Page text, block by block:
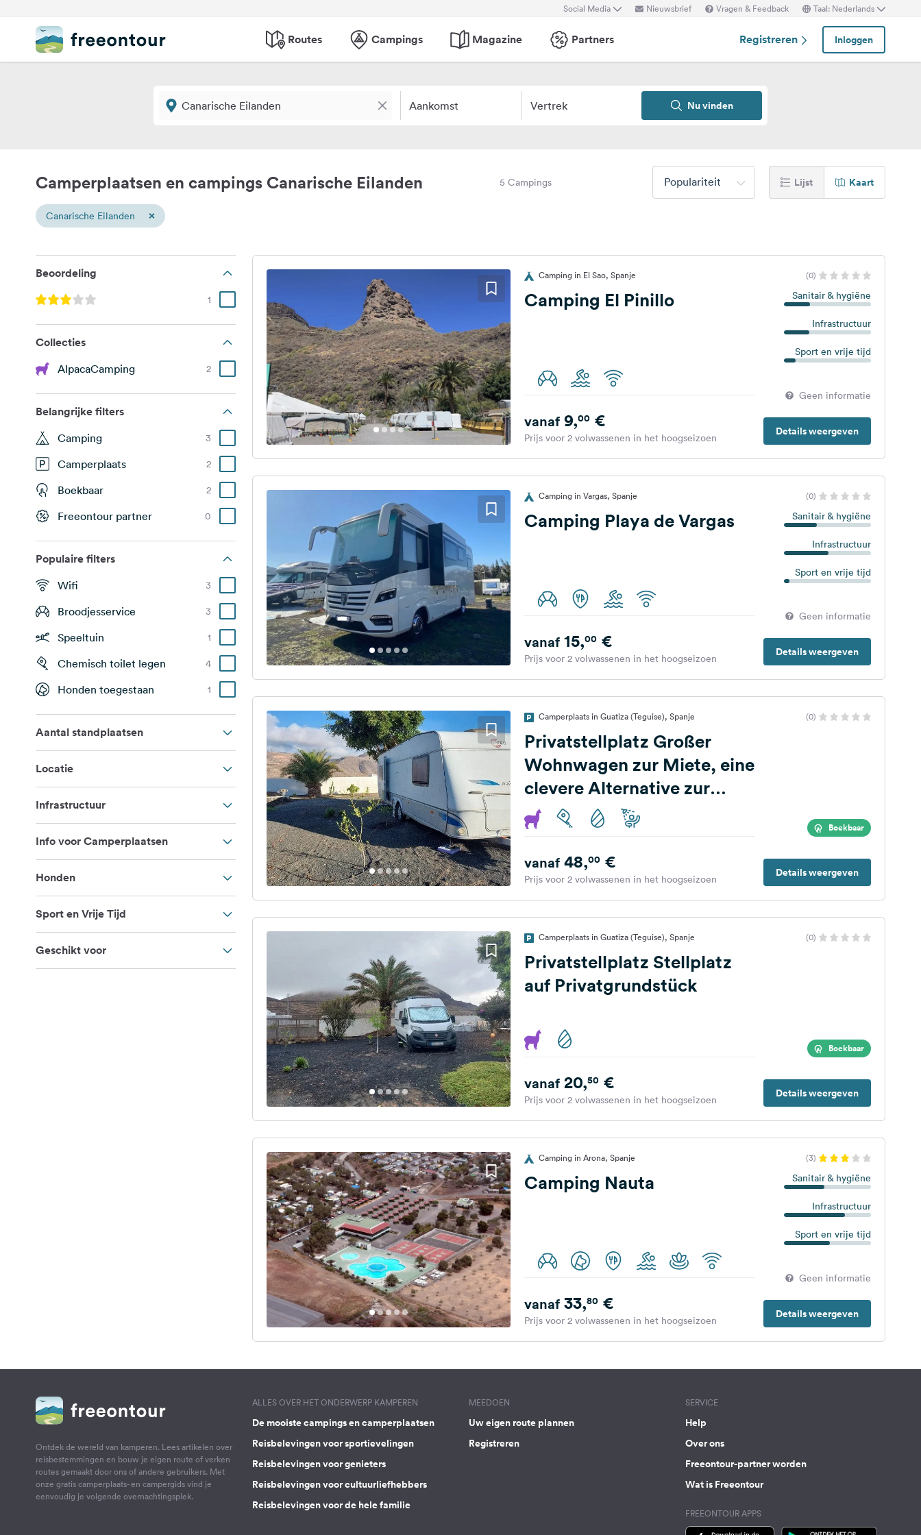
Social Media Nieuwsbrief Vragen & Feedback Taal: Nederlands
Routes Campings Magazine Partners Registreren Inloggen
Aankomst Vertrek Nu vinden
Camperplaatsen en campings Canarische Eilanden 5 Campings Populariteit Lijst Kaart
Canarische Eilanden ×
Beoordeling
1
Collecties
AlpacaCamping 2
Belangrijke filters
Camping 3
Camperplaats 2
Boekbaar 2
Freeontour partner 0
Populaire filters
Wifi 3
Broodjesservice 3
Speeltuin 1
Chemisch toilet legen 4
Honden toegestaan 1
Aantal standplaatsen
Locatie
Infrastructuur
Info voor Camperplaatsen
Honden
Sport en Vrije Tijd
Geschikt voor
Camping in El Sao, Spanje (0)
Camping El Pinillo Sanitair & hygiëne
Infrastructuur
Sport en vrije tijd
Geen informatie
Details weergeven
vanaf9,00€
Prijs voor 2 volwassenen in het hoogseizoen
Camping in Vargas, Spanje (0)
Camping Playa de Vargas Sanitair & hygiëne
Infrastructuur
Sport en vrije tijd
Geen informatie
Details weergeven
vanaf15,00€
Prijs voor 2 volwassenen in het hoogseizoen
Camperplaats in Guatiza (Teguise), Spanje (0)
Privatstellplatz Großer
Wohnwagen zur Miete, eine
clevere Alternative zur
Ferienwohnung
Boekbaar
Details weergeven
vanaf48,00€
Prijs voor 2 volwassenen in het hoogseizoen
Camperplaats in Guatiza (Teguise), Spanje (0)
Privatstellplatz Stellplatz
auf Privatgrundstück
Boekbaar
Details weergeven
vanaf20,50€
Prijs voor 2 volwassenen in het hoogseizoen
Camping in Arona, Spanje (3)
Camping Nauta Sanitair & hygiëne
Infrastructuur
Sport en vrije tijd
Geen informatie
Details weergeven
vanaf33,80€
Prijs voor 2 volwassenen in het hoogseizoen
Ontdek de wereld van kamperen. Lees artikelen over
reisbestemmingen en bouw je eigen route of verken
routes gemaakt door ons of andere gebruikers. Met
onze gratis camperplaats- en campergids vind je
eenvoudig je volgende overnachtingsplek.
ALLES OVER HET ONDERWERP KAMPEREN
De mooiste campings en camperplaatsen
Reisbelevingen voor sportievelingen
Reisbelevingen voor genieters
Reisbelevingen voor cultuurliefhebbers
Reisbelevingen voor de hele familie
MEEDOEN
Uw eigen route plannen
Registreren
SERVICE
Help
Over ons
Freeontour-partner worden
Wat is Freeontour
FREEONTOUR APPS